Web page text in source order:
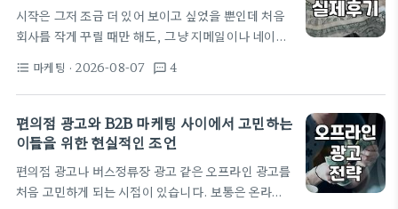
증, 과연 실무의 치트키일까? 솔직히 말하자면, 실무
에서 자격증 자체가 밥 먹여주는 경우는 드뭅니다. 저
도 몇 년 전 데이터 역량을 키우겠다고 퇴근 후 3개월
시작은 그저 조금 더 있어 보이고 싶었을 뿐인데 처음
회사를 작게 꾸릴 때만 해도, 그냥 지메일이나 네이버
연락할 일이 그렇게 많지도 않았고, 무엇보다 무료니
까. 그런데 막상 거래처 사람들을 만나서 명함을 건네
고, 이메일 주소를 적어달라는 말을 들을 때마다 조금
씩 머뭇거려지는 건 어쩔 수 없더라. 'info@회사이
'company_name123@naver.com'인 것은 느
낌부터 다르니까. 특히 B2B 미팅을 앞두고 있을 때는
format_list_bulleted 마케팅 · 2026-08-07 textsms 4
편의점 광고와 B2B 마케팅 사이에서 고민하는
이들을 위한 현실적인 조언
편의점 광고나 버스정류장 광고 같은 오프라인 광고를
처음 고민하게 되는 시점이 있습니다. 보통은 온라인